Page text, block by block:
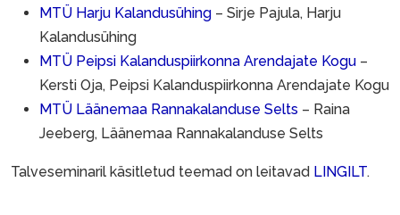
MTÜ Harju Kalandusühing – Sirje Pajula, Harju
Kalandusühing
MTÜ Peipsi Kalanduspiirkonna Arendajate Kogu –
Kersti Oja, Peipsi Kalanduspiirkonna Arendajate Kogu
MTÜ Läänemaa Rannakalanduse Selts – Raina
Jeeberg, Läänemaa Rannakalanduse Selts
Talveseminaril käsitletud teemad on leitavad LINGILT.